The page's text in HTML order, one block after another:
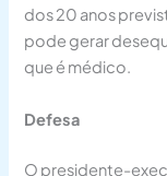
dos 20 anos
pode gerar
que é médico.
Defesa
O presidente-